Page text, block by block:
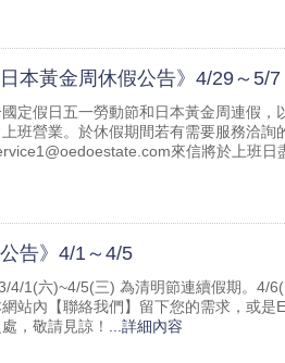
日本黃金周休假公告》4/29～5/7
定假日五一勞動節和日本黃金周連假
上班營業。於休假期間若有需要服務洽
來信將於上班日
告》4/1～4/5
4/1(六)~4/5(三) 為清明節連續假期。4/
網站內【聯絡我們】留下您的需求，或
，敬請見諒！
...詳細內容